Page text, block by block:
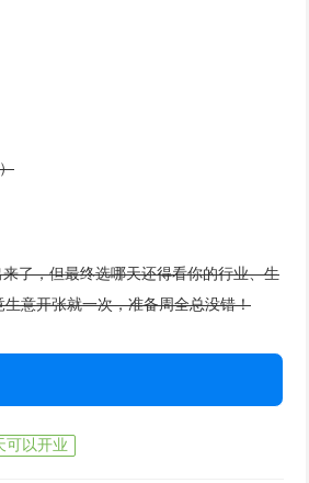
了，但最终选哪天还得看你的行业、生
意开张就一次，准备周全总没错！
可以开业